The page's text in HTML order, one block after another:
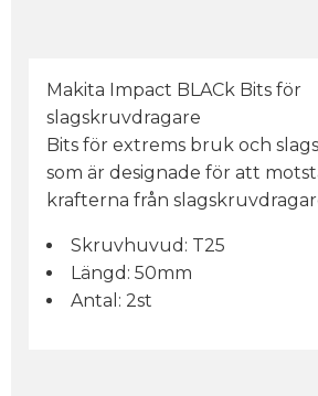
Makita Impact BLACk Bits för
slagskruvdragare
Bits för extrems bruk och
som är designade för att
krafterna från
Skruvhuvud: T25
Längd: 50mm
Antal: 2st